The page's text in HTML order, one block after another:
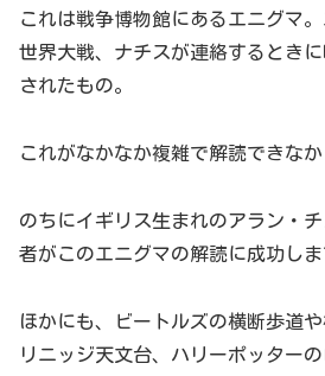
これは戦争博物館にあるエニグマ
世界大戦、ナチスが連絡するとき
されたもの。
これがなかなか複雑で解読できなか
のちにイギリス生まれのアラン・
者がこのエニグマの解読に成功しま
ほかにも、ビートルズの横断歩道
リニッジ天文台、ハリーポッター